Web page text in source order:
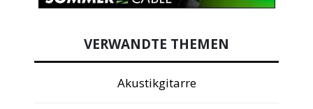
VERWANDTE THEMEN
Akustikgitarre